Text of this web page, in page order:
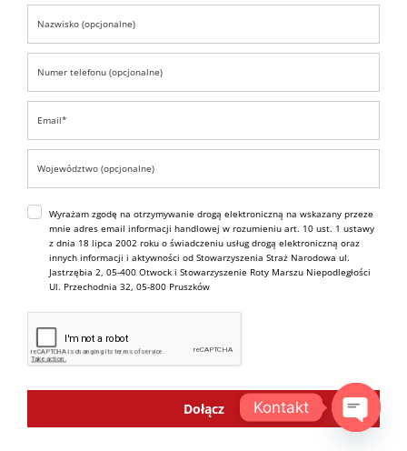
Wyrażam zgodę na otrzymywanie drogą elektroniczną na wskazany przeze
mnie adres email informacji handlowej w rozumieniu art. 10 ust. 1 ustawy
z dnia 18 lipca 2002 roku o świadczeniu usług drogą elektroniczną oraz
innych informacji i aktywności od Stowarzyszenia Straż Narodowa ul.
Jastrzębia 2, 05-400 Otwock i Stowarzyszenie Roty Marszu Niepodległości
Ul. Przechodnia 32, 05-800 Pruszków
Dołącz Kontakt